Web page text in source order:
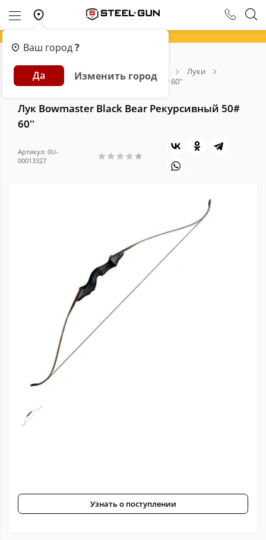
Ваш город?
Да Изменить город
Главная Каталог
Луки
Лук Bowmaster Black Bear Рекурсивный 50# 60''
Лук Bowmaster Black Bear Рекурсивный 50#
60''
Артикул: 0U-
00013327
Узнать о поступлении